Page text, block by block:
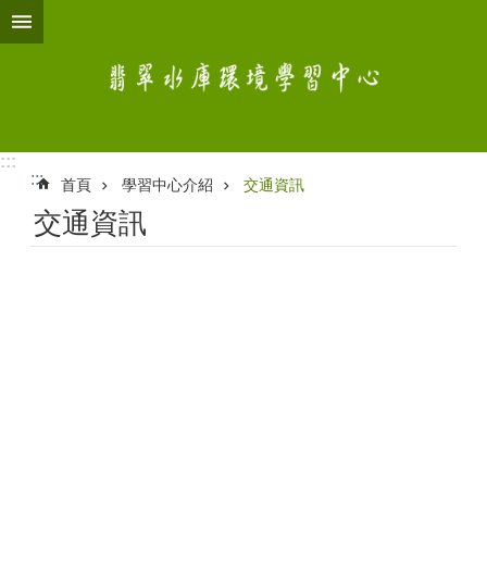
跳到主要內容區塊
:::
:::
首頁 學習中心介紹 交通資訊
交通資訊